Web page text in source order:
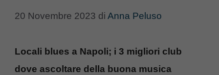
20 Novembre 2023 di Anna Peluso
Locali blues a Napoli; i 3 migliori club
dove ascoltare della buona musica